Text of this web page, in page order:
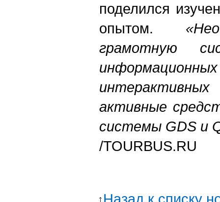
поделился
опытом.
грамотную
интерактивных
активные
системы GDS и
/TOURBUS.RU